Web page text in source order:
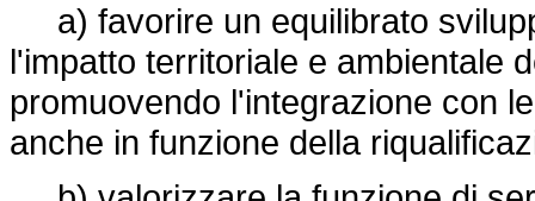
a) favorire un equilibrato
l'impatto territoriale e ambientale
promuovendo l'integrazione con
anche in funzione della